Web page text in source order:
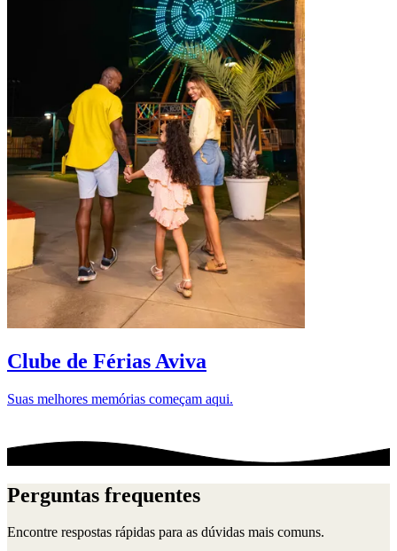
Clube de Férias Aviva
Suas melhores memórias começam aqui.
Perguntas frequentes
Encontre respostas rápidas para as dúvidas mais comuns.